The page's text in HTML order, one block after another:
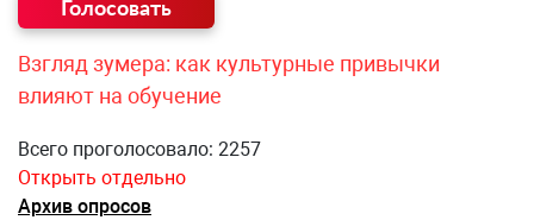
Взгляд зумера: как культурные привычки
влияют на обучение
Всего проголосовало: 2257
Открыть отдельно
Архив опросов